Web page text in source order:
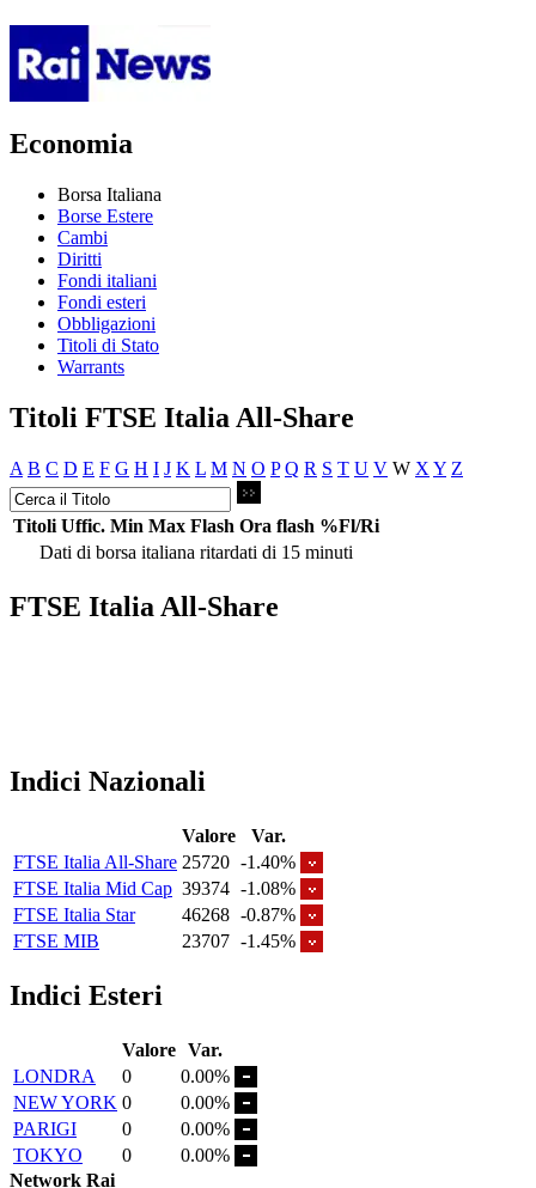
Economia
Borsa Italiana
Borse Estere
Cambi
Diritti
Fondi italiani
Fondi esteri
Obbligazioni
Titoli di Stato
Warrants
Titoli FTSE Italia All-Share
A B C D E F G H I J K L M N O P Q R S T U V W X Y Z
Titoli Uffic. Min Max Flash Ora flash %Fl/Ri
Dati di borsa italiana ritardati di 15 minuti
FTSE Italia All-Share
Indici Nazionali
Valore
Var.
FTSE Italia All-Share 25720 -1.40%
FTSE Italia Mid Cap 39374 -1.08%
FTSE Italia Star
46268 -0.87%
FTSE MIB
23707 -1.45%
Indici Esteri
Valore Var.
LONDRA
0
0.00%
NEW YORK 0
0.00%
PARIGI
0
0.00%
TOKYO
0
0.00%
Network Rai